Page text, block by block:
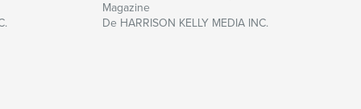
Magazine
De HARRISON KELLY MEDIA INC.